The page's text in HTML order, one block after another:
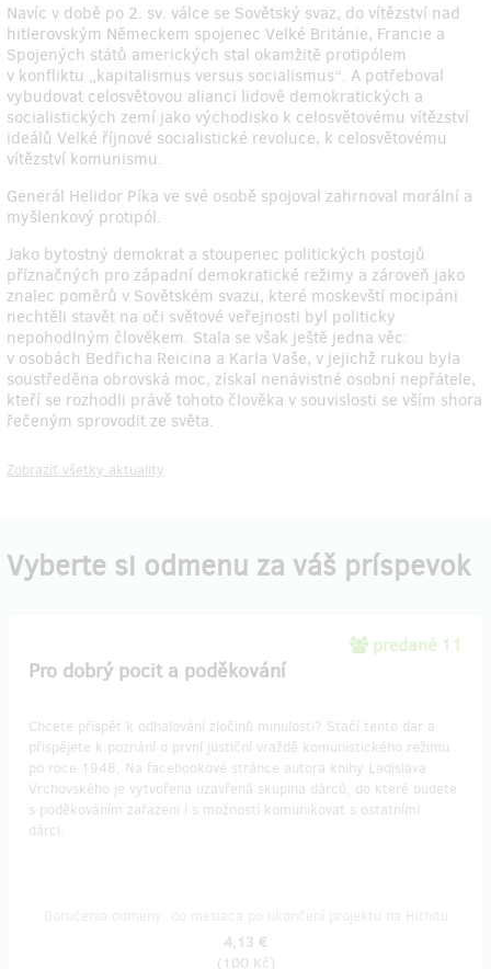
Navíc v době po 2. sv. válce se Sovětský svaz, do vítězství nad
hitlerovským Německem spojenec Velké Británie, Francie a
Spojených států amerických stal okamžitě protipólem
v konfliktu „kapitalismus versus socialismus“. A potřeboval
vybudovat celosvětovou alianci lidově demokratických a
socialistických zemí jako východisko k celosvětovému vítězství
ideálů Velké říjnové socialistické revoluce, k celosvětovému
vítězství komunismu.
Generál Helidor Píka ve své osobě spojoval zahrnoval morální a
myšlenkový protipól.
Jako bytostný demokrat a stoupenec politických postojů
příznačných pro západní demokratické režimy a zároveň jako
znalec poměrů v Sovětském svazu, které moskevští mocipáni
nechtěli stavět na oči světové veřejnosti byl politicky
nepohodlným člověkem. Stala se však ještě jedna věc:
v osobách Bedřicha Reicina a Karla Vaše, v jejichž rukou byla
soustředěna obrovská moc, získal nenávistné osobní nepřátele,
kteří se rozhodli právě tohoto člověka v souvislosti se vším shora
řečeným sprovodit ze světa.
Zobraziť všetky aktuality
Vyberte si odmenu za váš príspevok
predané 11
Pro dobrý pocit a poděkování
Chcete přispět k odhalování zločinů minulosti? Stačí tento dar a
přispějete k poznání o první justiční vraždě komunistického režimu
po roce 1948. Na facebookové stránce autora knihy Ladislava
Vrchovského je vytvořena uzavřená skupina dárců, do které budete
s poděkováním zařazeni i s možností komunikovat s ostatními
dárci.
4,13 €
(100 Kč)